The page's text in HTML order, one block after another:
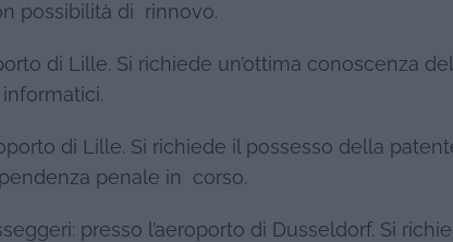
possibilità di rinnovo.
di Lille. Si richiede un’ottima conoscenza
di Lille. Si richiede il possesso della
penale in corso.
presso l’aeroporto di Dusseldorf. Si